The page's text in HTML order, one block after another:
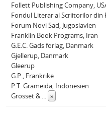
Follett Publishing Company,
Fondul Literar al Scriitorilor din
Forum Novi Sad, Jugoslavien
Franklin Book Programs, Iran
G.E.C. Gads forlag, Danmark
Gjellerup, Danmark
Gleerup
G.P., Frankrike
P.T. Grameida, Indonesien
Grosset &... »